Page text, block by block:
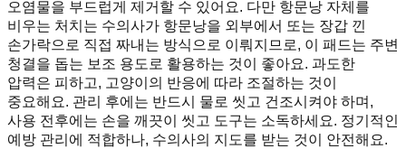
오염물을 부드럽게 제거할 수 있어요. 다만 항문낭 자체를
비우는 처치는 수의사가 항문낭을 외부에서 또는 장갑 낀
손가락으로 직접 짜내는 방식으로 이뤄지므로, 이 패드는 주변
청결을 돕는 보조 용도로 활용하는 것이 좋아요. 과도한
압력은 피하고, 고양이의 반응에 따라 조절하는 것이
중요해요. 관리 후에는 반드시 물로 씻고 건조시켜야 하며,
사용 전후에는 손을 깨끗이 씻고 도구는 소독하세요. 정기적인
예방 관리에 적합하나, 수의사의 지도를 받는 것이 안전해요.